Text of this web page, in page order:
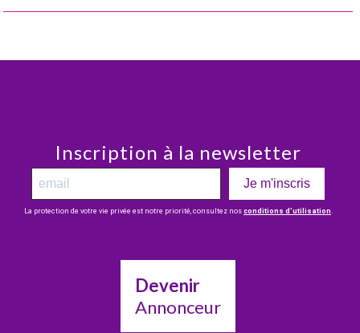
Inscription à la newsletter
Je m'inscris
La protection de votre vie privée est notre priorité, consultez nos conditions d’utilisation
Devenir
Annonceur